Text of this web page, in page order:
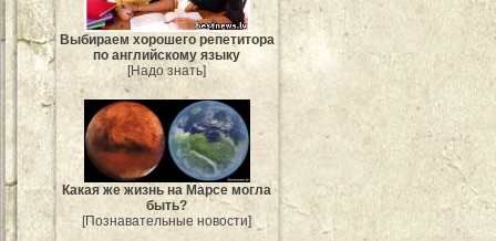
Выбираем хорошего репетитора
по английскому языку
[Надо знать]
Какая же жизнь на Марсе могла
быть?
[Познавательные новости]